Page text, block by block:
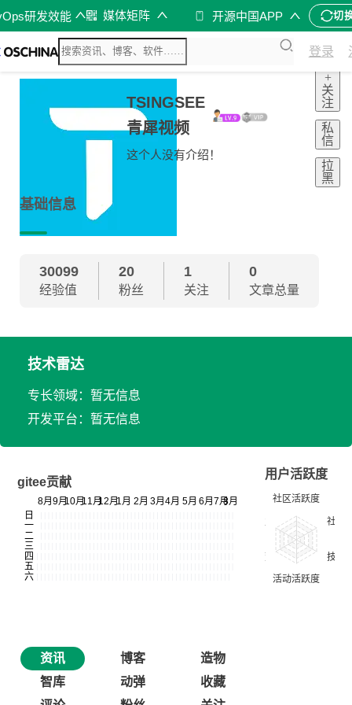
研发效能 媒体矩阵 开源中国APP 切
登录
TSINGSEE
青犀视频
这个人没有介绍！
+
关
注
私
信
拉
黑
基础信息
30099
经验值
20
粉丝
1
关注
0
文章总量
技术雷达
专长领域：暂无信息
开发平台：暂无信息
gitee贡献
用户活跃度
资讯 博客
造物
智库
动弹
收藏